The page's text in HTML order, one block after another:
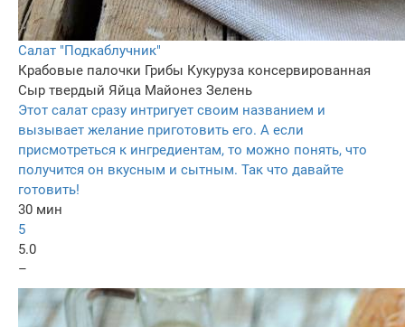
Салат "Подкаблучник"
Крабовые палочки Грибы Кукуруза консервированная
Сыр твердый Яйца Майонез Зелень
Этот салат сразу интригует своим названием и
вызывает желание приготовить его. А если
присмотреться к ингредиентам, то можно понять, что
получится он вкусным и сытным. Так что давайте
готовить!
30 мин
5
5.0
–